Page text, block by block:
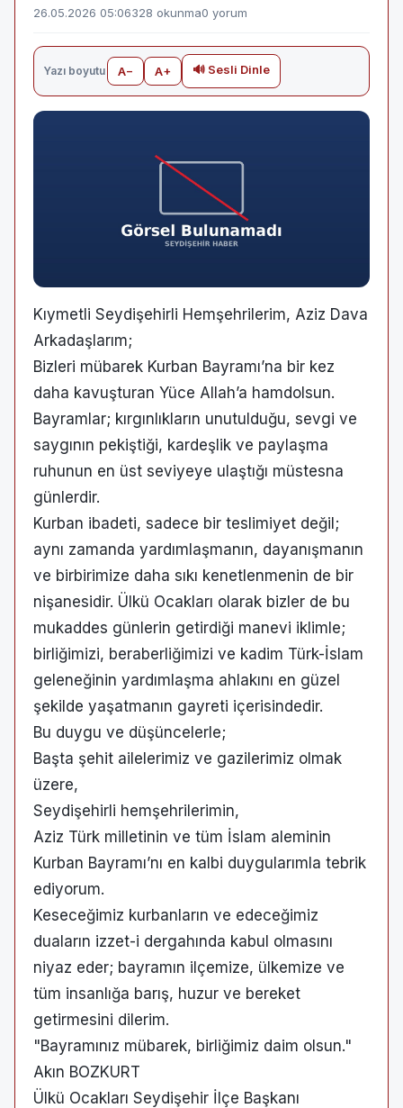
26.05.2026 05:06328 okunma0 yorum
Yazı boyutu A− A+ 🔊 Sesli Dinle
Kıymetli Seydişehirli Hemşehrilerim, Aziz Dava
Arkadaşlarım;
​Bizleri mübarek Kurban Bayramı’na bir kez
daha kavuşturan Yüce Allah’a hamdolsun.
Bayramlar; kırgınlıkların unutulduğu, sevgi ve
saygının pekiştiği, kardeşlik ve paylaşma
ruhunun en üst seviyeye ulaştığı müstesna
günlerdir.
​Kurban ibadeti, sadece bir teslimiyet değil;
aynı zamanda yardımlaşmanın, dayanışmanın
ve birbirimize daha sıkı kenetlenmenin de bir
nişanesidir. Ülkü Ocakları olarak bizler de bu
mukaddes günlerin getirdiği manevi iklimle;
birliğimizi, beraberliğimizi ve kadim Türk-İslam
geleneğinin yardımlaşma ahlakını en güzel
şekilde yaşatmanın gayreti içerisindedir.
​Bu duygu ve düşüncelerle;
​Başta şehit ailelerimiz ve gazilerimiz olmak
üzere,
​Seydişehirli hemşehrilerimin,
​Aziz Türk milletinin ve tüm İslam aleminin
Kurban Bayramı’nı en kalbi duygularımla tebrik
ediyorum.
​Keseceğimiz kurbanların ve edeceğimiz
duaların izzet-i dergahında kabul olmasını
niyaz eder; bayramın ilçemize, ülkemize ve
tüm insanlığa barış, huzur ve bereket
getirmesini dilerim.
​"Bayramınız mübarek, birliğimiz daim olsun."
​Akın BOZKURT
Ülkü Ocakları Seydişehir İlçe Başkanı